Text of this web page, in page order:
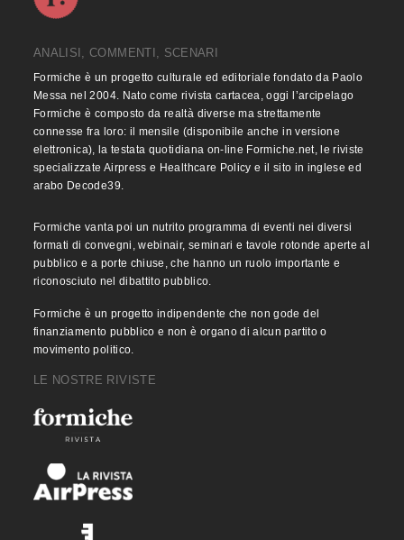
ANALISI, COMMENTI, SCENARI
Formiche è un progetto culturale ed editoriale fondato da Paolo
Messa nel 2004. Nato come rivista cartacea, oggi l’arcipelago
Formiche è composto da realtà diverse ma strettamente
connesse fra loro: il mensile (disponibile anche in versione
elettronica), la testata quotidiana on-line Formiche.net, le riviste
specializzate Airpress e Healthcare Policy e il sito in inglese ed
arabo Decode39.
Formiche vanta poi un nutrito programma di eventi nei diversi
formati di convegni, webinair, seminari e tavole rotonde aperte al
pubblico e a porte chiuse, che hanno un ruolo importante e
riconosciuto nel dibattito pubblico.
Formiche è un progetto indipendente che non gode del
finanziamento pubblico e non è organo di alcun partito o
movimento politico.
LE NOSTRE RIVISTE